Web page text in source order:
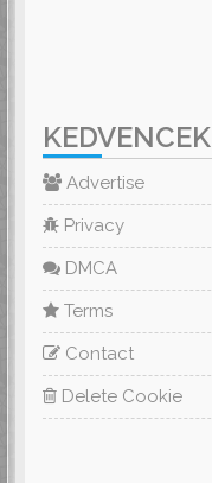
KEDVENCEK
Advertise
Privacy
DMCA
Terms
Contact
Delete Cookie